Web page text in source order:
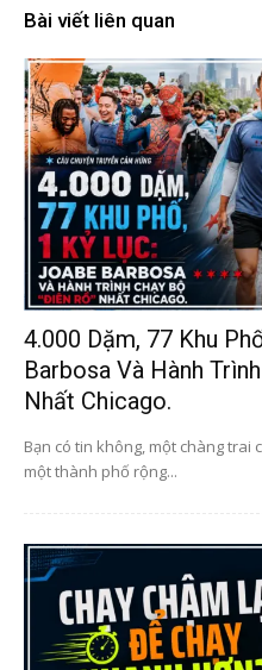
Bài viết liên quan
4.000 Dặm, 77 Khu
Barbosa Và Hành
Nhất Chicago.
Bạn có tin không, một chàng trai
một thành phố rộng...